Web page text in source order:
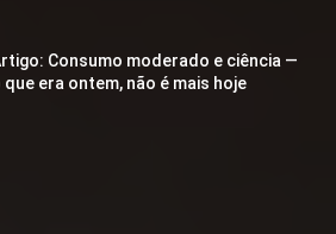
Consumo moderado e ciência —
que era ontem, não é mais hoje